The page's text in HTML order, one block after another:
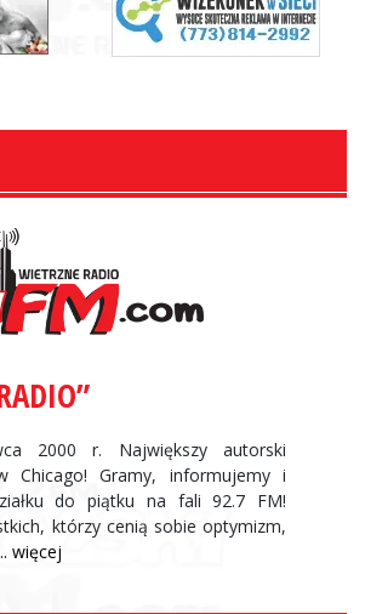
2000 r. Największy autorski
Chicago! Gramy, informujemy i
do piątku na fali 92.7 FM!
którzy cenią sobie optymizm,
więcej